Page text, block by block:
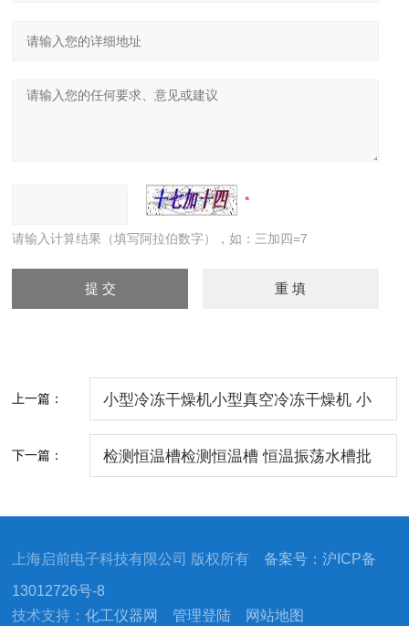
请输入计算结果（填写阿拉伯数字），如：三加四=7
上一篇： 小型冷冻干燥机小型真空冷冻干燥机 小
下一篇： 检测恒温槽检测恒温槽 恒温振荡水槽批
上海启前电子科技有限公司 版权所有备案号：沪ICP备
13012726号-8
技术支持：化工仪器网 管理登陆 网站地图